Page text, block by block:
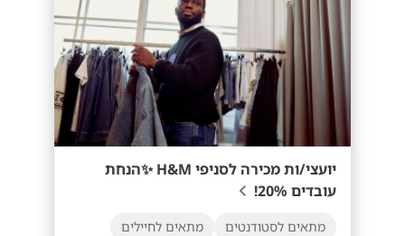
יועצי/ות מכירה לסניפי H&M ✨הנחת
עובדים 20%!
מתאים לסטודנטים מתאים לחיילים